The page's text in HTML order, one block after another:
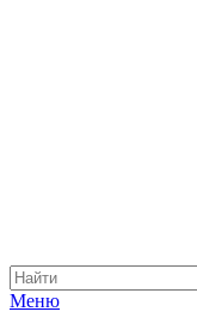
Меню